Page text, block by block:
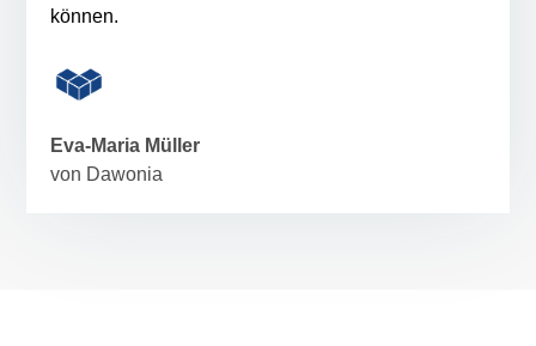
können.
Eva-Maria Müller
von Dawonia